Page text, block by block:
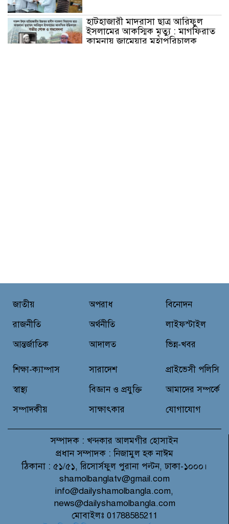
হাটহাজারী মাদরাসা ছাত্র আরিফুল
ইসলামের আকস্মিক মৃত্যু : মাগফিরাত
কামনায় জামেয়ার মহাপরিচালক
বন্যাদুর্গত মানুষের পাশে পার্কভিউ
ক্যাম্পে ২ হাজার রোগীকে সেবা,
চন্দনাইশ থানা পুলিশের অভিযানে ৩
জাতীয়
রাজনীতি
আন্তর্জাতিক
অপরাধ
অর্থনীতি
আদালত
বিনোদন
লাইফস্টাইল
ভিন্ন-খবর
শিক্ষা-ক্যাম্পাস
স্বাস্থ্য
সম্পাদকীয়
সারাদেশ
বিজ্ঞান ও প্রযুক্তি
সাক্ষাৎকার
প্রাইভেসী পলিসি
আমাদের সম্পর্কে
যোগাযোগ
সম্পাদক : খন্দকার আলমগীর হোসাইন
প্রধান সম্পাদক : নিজামুল হক নাঈম
ঠিকানা : ৫১/৫১, রিসোর্সফুল পুরানা পল্টন, ঢাকা-১০০০।
shamolbanglatv@gmail.com
info@dailyshamolbangla.com,
news@dailyshamolbangla.com
মোবাইলঃ 01788585211